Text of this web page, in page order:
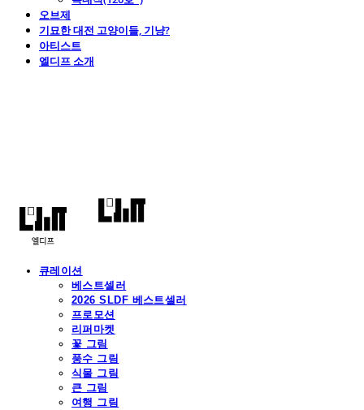
오브제
기묘한 대전 고양이들, 기냥?
아티스트
엘디프 소개
큐레이션
베스트셀러
2026 SLDF 베스트셀러
프로모션
리퍼마켓
꽃 그림
풍수 그림
식물 그림
큰 그림
여행 그림